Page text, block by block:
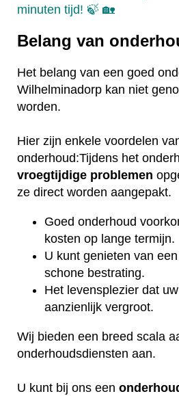
minuten tijd! 🍃 🏡
Belang van
Het belang van een goed
Wilhelminadorp kan niet
worden.
Hier zijn enkele voordelen
onderhoud:Tijdens het
vroegtijdige problemen
ze direct worden aangepakt.
Goed onderhoud
kosten op lange termijn.
U kunt genieten van
schone bestrating.
Het levensplezier dat
aanzienlijk vergroot.
Wij bieden een breed scala
onderhoudsdiensten aan.
U kunt bij ons een